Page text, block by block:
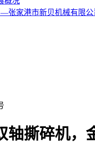
张家港市新贝机械有限
轴撕碎机，